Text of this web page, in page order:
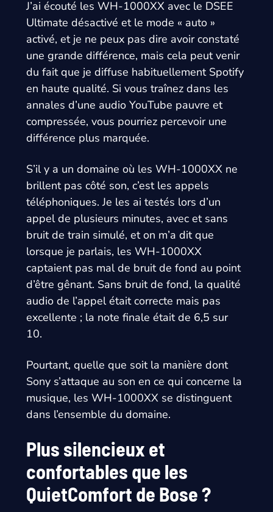
J’ai écouté les WH-1000XX avec le DSEE
Ultimate désactivé et le mode « auto »
activé, et je ne peux pas dire avoir constaté
une grande différence, mais cela peut venir
du fait que je diffuse habituellement Spotify
en haute qualité. Si vous traînez dans les
annales d’une audio YouTube pauvre et
compressée, vous pourriez percevoir une
différence plus marquée.
S’il y a un domaine où les WH-1000XX ne
brillent pas côté son, c’est les appels
téléphoniques. Je les ai testés lors d’un
appel de plusieurs minutes, avec et sans
bruit de train simulé, et on m’a dit que
lorsque je parlais, les WH-1000XX
captaient pas mal de bruit de fond au point
d’être gênant. Sans bruit de fond, la qualité
audio de l’appel était correcte mais pas
excellente ; la note finale était de 6,5 sur
10.
Pourtant, quelle que soit la manière dont
Sony s’attaque au son en ce qui concerne la
musique, les WH-1000XX se distinguent
dans l’ensemble du domaine.
Plus silencieux et
confortables que les
QuietComfort de Bose ?